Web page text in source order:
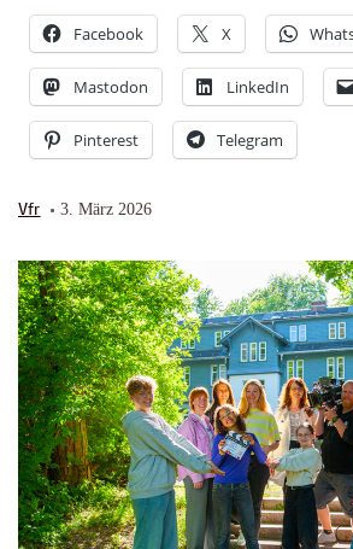
Facebook X
Mastodon LinkedIn
Pinterest Telegram
Vfr 3. März 2026